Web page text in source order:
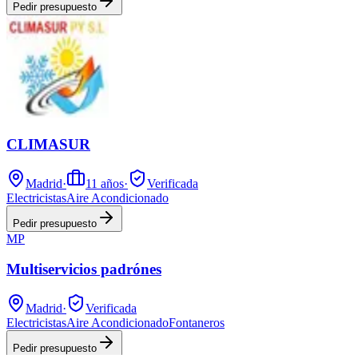
Pedir presupuesto
CLIMASUR
Madrid· 11 años·
Verificada
ElectricistasAire Acondicionado
Pedir presupuesto
MP
Multiservicios padrónes
Madrid·
Verificada
ElectricistasAire AcondicionadoFontaneros
Pedir presupuesto